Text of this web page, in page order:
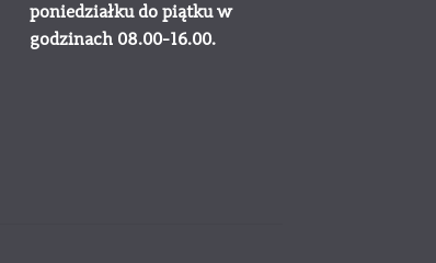
poniedziałku do piątku w
godzinach 08.00-16.00.